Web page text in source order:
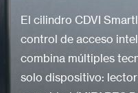
El cilindro CDVI
control de acceso
combina múltiples
solo dispositivo: